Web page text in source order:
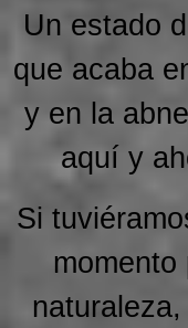
Un estado
que acaba
y en la
aquí y
Si
momento